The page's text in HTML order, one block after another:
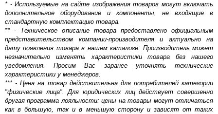
* - Используемые на сайте изображения товаров могут включать
дополнительное оборудование и компоненты, не входящие в
стандартную комплектацию товара.
** - Техническое описание товара предоставлено официальным
представительством компании-производителя и актуально на
дату появления товара в нашем каталоге. Производитель может
незначительно изменять характеристики товара без нашего
уведомления. Просим Вас заранее уточнять технические
характеристики у менеджеров.
*** - Цена на товар действительна для потребителей категории
"физические лица". Для юридических лиц действует совершенно
другая программа лояльности: цены на товары могут отличаться
как в большую, так и в меньшую сторону и зависят от таких